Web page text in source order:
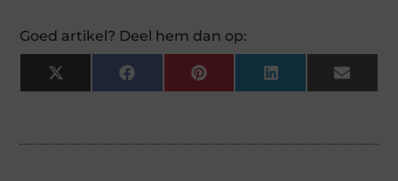
Goed artikel? Deel hem dan op:
X
(Twitter)
FacebookPinterestLinkedInEmail